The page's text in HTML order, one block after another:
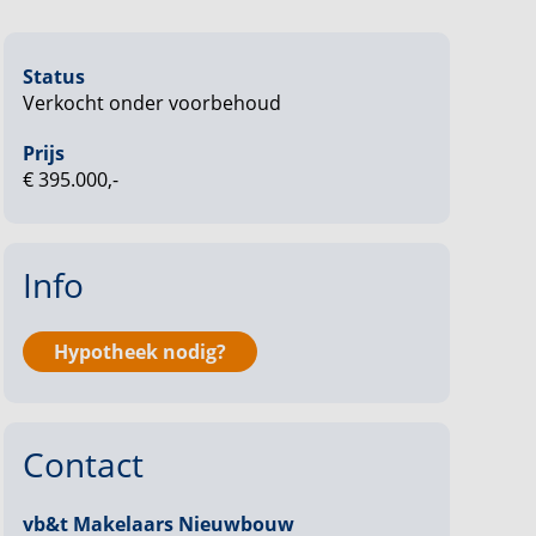
Status
Verkocht onder voorbehoud
Prijs
€ 395.000,-
Info
Hypotheek nodig?
Contact
vb&t Makelaars Nieuwbouw